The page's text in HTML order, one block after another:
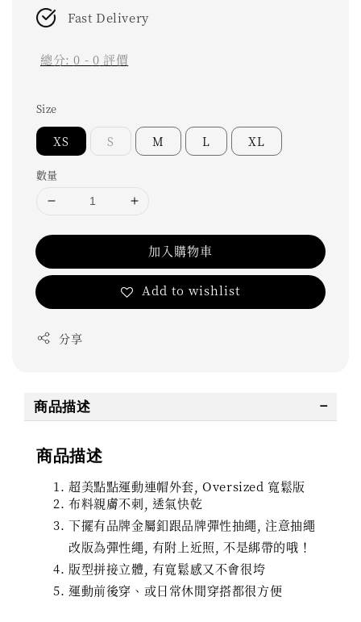
Fast Delivery
總分:0 - 0 評價
Size
XS S M L XL
數量
加入購物車
Add to wishlist
分享
商品描述
商品描述
超美點點運動連帽外套, Oversized 寬鬆版
布料親膚不刺, 透氣快乾
下擺有品牌金屬釦跟品牌彈性抽繩, 注意抽繩
改版為彈性繩, 有附上近照, 不是綁帶的哦！
版型拼接立體, 有寬鬆感又不會很垮
運動前後穿、或日常休閒穿搭都很方便